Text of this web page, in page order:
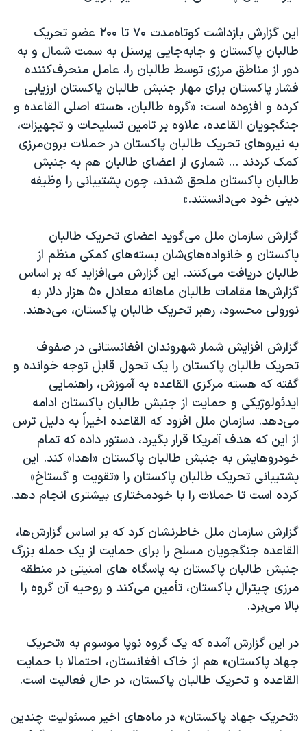
این گزارش بازداشت کوتاه‌مدت ۷۰ تا ۲۰۰ عضو تحریک
طالبان پاکستان و جابه‌جایی پرسنل به سمت شمال و به
دور از مناطق مرزی توسط طالبان را، عامل منحرف‌کننده
فشار پاکستان برای مهار جنبش طالبان پاکستان ارزیابی
کرده و افزوده است: «گروه طالبان، هسته اصلی القاعده و
جنگجویان القاعده، علاوه بر تامین تسلیحات و تجهیزات،
به نیروهای تحریک طالبان پاکستان در حملات برون‌مرزی
کمک کردند ... شماری از اعضای طالبان هم به جنبش
طالبان پاکستان ملحق شدند، چون پشتیبانی را وظیفه
دینی خود می‌دانستند.»
گزارش سازمان ملل می‌گوید اعضای تحریک طالبان
پاکستان و خانواده‌های‌شان بسته‌های کمکی منظم از
طالبان دریافت می‌کنند. این گزارش می‌افزاید که بر اساس
گزارش‌ها مقامات طالبان ماهانه معادل ۵۰ هزار دلار به
نورولی محسود، رهبر تحریک طالبان پاکستان، می‌دهند.
گزارش افزایش شمار شهروندان افغانستانی در صفوف
تحریک طالبان پاکستان را یک تحول قابل توجه خوانده و
گفته که هسته مرکزی القاعده به آموزش، راهنمایی
ایدئولوژیکی و حمایت از جنبش طالبان پاکستان ادامه
می‌دهد. سازمان ملل افزود که القاعده اخیراً به دلیل ترس
از این که هدف آمریکا قرار بگیرد، دستور داده که تمام
خودروهایش به جنبش طالبان پاکستان «اهدا» کند. این
پشتیبانی تحریک طالبان پاکستان را «تقویت و گستاخ»
کرده است تا حملات را با خودمختاری بیشتری انجام دهد.
گزارش سازمان ملل خاطرنشان کرد که بر اساس گزارش‌ها،
القاعده جنگجویان مسلح را برای حمایت از یک حمله بزرگ
جنبش طالبان پاکستان به پاسگاه های امنیتی در منطقه
مرزی چیترال پاکستان، تأمین می‌کند و روحیه آن گروه را
بالا می‌برد.
در این گزارش آمده که یک گروه نوپا موسوم به «تحریک
جهاد پاکستان» هم از خاک افغانستان، احتمالا با حمایت
القاعده و تحریک طالبان پاکستان، در حال فعالیت است.
«تحریک جهاد پاکستان» در ماه‌های اخیر مسئولیت چندین